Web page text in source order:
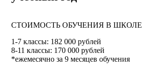
СТОИМОСТЬ ОБУЧЕНИЯ В ШКОЛЕ
1-7 классы: 182 000 рублей
8-11 классы: 170 000 рублей
*ежемесячно за 9 месяцев обучения